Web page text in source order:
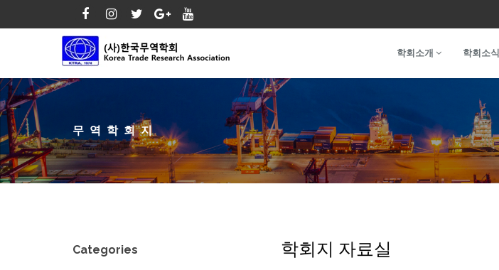
학회소개 학회소식
무역학회지
Categories 학회지 자료실